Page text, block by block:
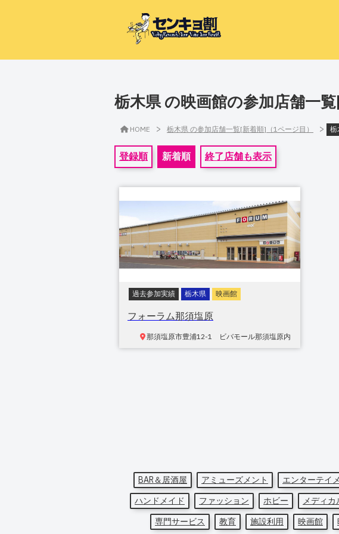
栃木県 の映画館の参加店舗一
HOME > 栃木県 の参加店舗一覧[新着順]（1ページ目） > 栃
登録順 新着順 終了店舗も表示
過去参加実績 栃木県 映画館
フォーラム那須塩原
那須塩原市豊浦12-1 ビバモール那須塩原内
BAR＆居酒屋 アミューズメント エンターテイ
ハンドメイド
ファッション ホビー メディカ
専門サービス
教育 施設利用 映画館